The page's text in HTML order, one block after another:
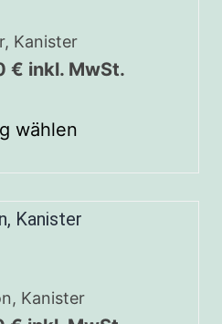
Kanister
€ inkl. MwSt.
wählen
Kanister